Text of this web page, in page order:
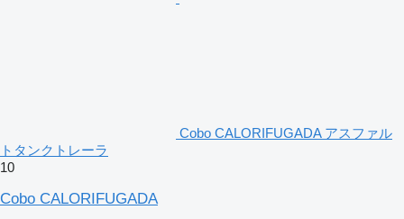
Cobo CALORIFUGADA アスファル
トタンクトレーラ
10
Cobo CALORIFUGADA